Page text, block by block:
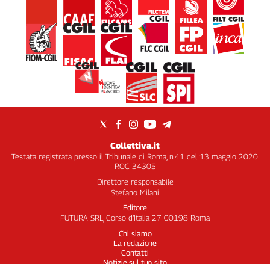
Collettiva.it
Testata registrata presso il Tribunale di Roma, n.41 del 13 maggio 2020.
ROC 34305
Direttore responsabile
Stefano Milani
Editore
FUTURA SRL, Corso d’Italia 27 00198 Roma
Chi siamo
La redazione
Contatti
Notizie sul tuo sito